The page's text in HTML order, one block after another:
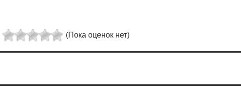
(Пока оценок нет)